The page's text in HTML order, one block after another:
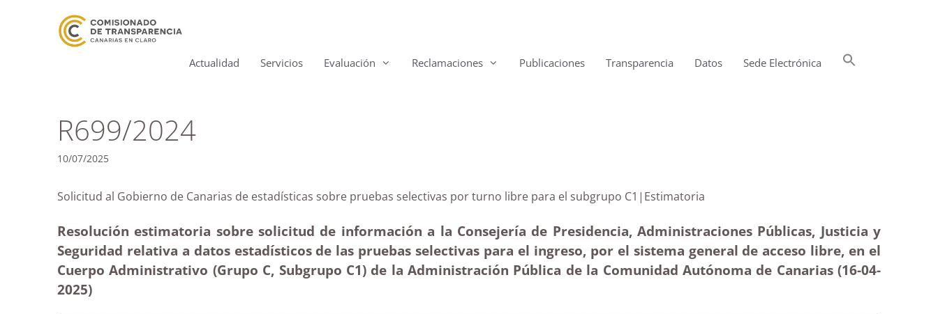
Actualidad Servicios Evaluación Reclamaciones Publicaciones Transparencia Datos Sede Electrónica
R699/2024
10/07/2025
Solicitud al Gobierno de Canarias de estadísticas sobre pruebas selectivas por turno libre para el subgrupo C1|Estimatoria
Resolución estimatoria sobre solicitud de información a la Consejería de Presidencia, Administraciones Públicas, Justicia y
Seguridad relativa a datos estadísticos de las pruebas selectivas para el ingreso, por el sistema general de acceso libre, en el
Cuerpo Administrativo (Grupo C, Subgrupo C1) de la Administración Pública de la Comunidad Autónoma de Canarias (16-04-
2025)